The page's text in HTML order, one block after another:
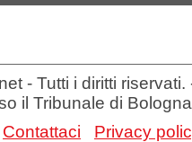
- Tutti i diritti
il Tribunale di Bologna
Contattaci Privacy